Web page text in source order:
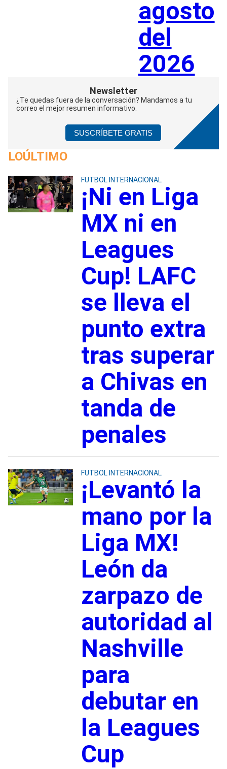
agosto
del
2026
Newsletter
¿Te quedas fuera de la conversación? Mandamos a tu
correo el mejor resumen informativo.
SUSCRÍBETE GRATIS
LOÚLTIMO
FUTBOL INTERNACIONAL
¡Ni en Liga
MX ni en
Leagues
Cup! LAFC
se lleva el
punto extra
tras superar
a Chivas en
tanda de
penales
FUTBOL INTERNACIONAL
¡Levantó la
mano por la
Liga MX!
León da
zarpazo de
autoridad al
Nashville
para
debutar en
la Leagues
Cup